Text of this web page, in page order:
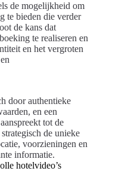
de mogelijkheid om
te bieden die verder
de kans dat
te realiseren en
en het vergroten
door authentieke
en een
tot de
de unieke
voorzieningen en
informatie.
hotelvideo’s